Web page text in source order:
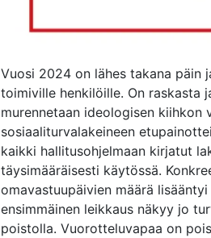
Vuosi 2024 on lähes takana päin
toimiville henkilöille. On raskasta
murennetaan ideologisen kiihkon
sosiaaliturvalakeineen
kaikki hallitusohjelmaan kirjatut
täysimääräisesti käytössä.
omavastuupäivien määrä
ensimmäinen leikkaus näkyy jo
poistolla. Vuorotteluvapaa on